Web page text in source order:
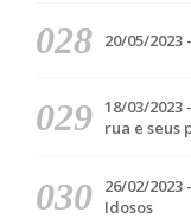
20/05/2023
18/03/
rua e seus
26/02/
Idosos